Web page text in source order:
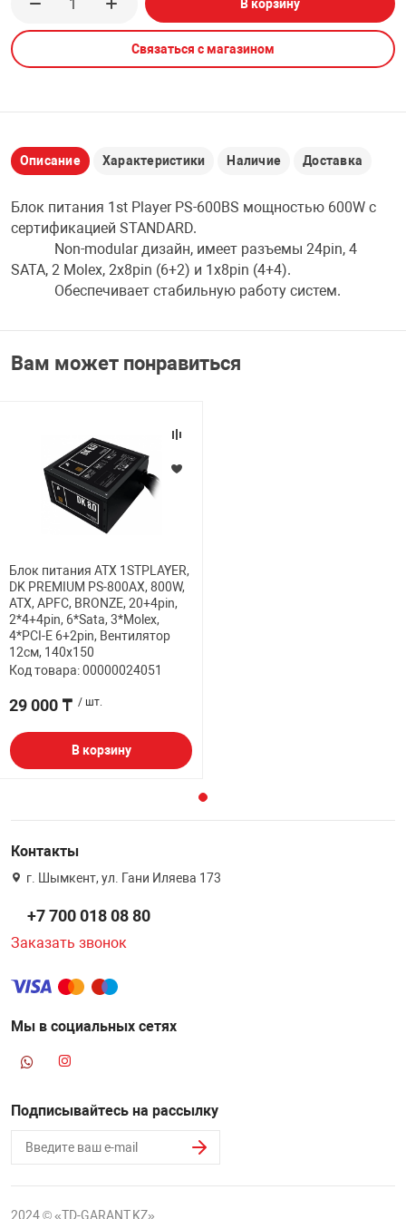
PCI АДАПТЕРЫ
USB
CARD RIDER
НАБОР ДЛЯ
CD-DVD ДИСКИ
В корзину
Связаться с магазином
Описание Характеристики Наличие Доставка
Блок питания 1st Player PS-600BS мощностью 600W с
сертификацией STANDARD.
Non-modular дизайн, имеет разъемы 24pin, 4
SATA, 2 Molex, 2x8pin (6+2) и 1x8pin (4+4).
Обеспечивает стабильную работу систем.
Вам может понравиться
Блок питания ATX 1STPLAYER,
DK PREMIUM PS-800AX, 800W,
ATX, APFC, BRONZE, 20+4pin,
2*4+4pin, 6*Sata, 3*Molex,
4*PCI-E 6+2pin, Вентилятор
12см, 140x150
Код товара: 00000024051
29 000 ₸ / шт.
В корзину
Контакты
г. Шымкент, ул. Гани Иляева 173
+7 700 018 08 80
Заказать звонок
Мы в социальных сетях
Подписывайтесь на рассылку
2024 © «TD-GARANT.KZ»